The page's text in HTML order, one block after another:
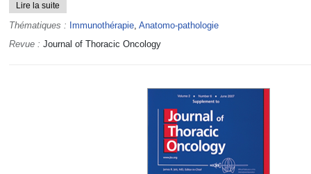
Lire la suite
Thématiques : Immunothérapie, Anatomo-pathologie
Revue : Journal of Thoracic Oncology